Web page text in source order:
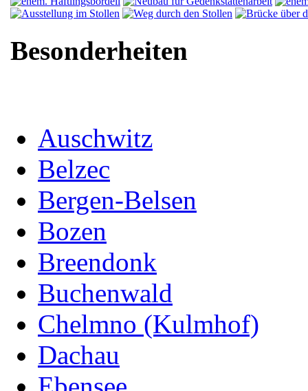
Besonderheiten
Auschwitz
Belzec
Bergen-Belsen
Bozen
Breendonk
Buchenwald
Chelmno (Kulmhof)
Dachau